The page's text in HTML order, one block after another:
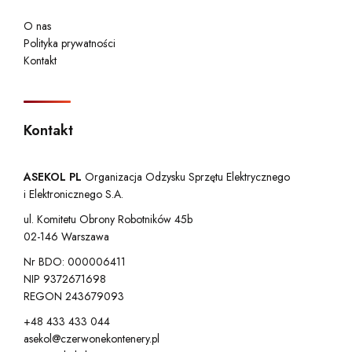
O nas
Polityka prywatności
Kontakt
Kontakt
ASEKOL PL Organizacja Odzysku Sprzętu Elektrycznego
i Elektronicznego S.A.
ul. Komitetu Obrony Robotników 45b
02-146 Warszawa
Nr BDO: 000006411
NIP 9372671698
REGON 243679093
+48 433 433 044
asekol@czerwonekontenery.pl